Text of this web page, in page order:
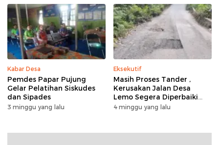
Kabar Desa
Pemdes Papar Pujung
Gelar Pelatihan Siskudes
dan Sipades
3 minggu yang lalu
Eksekutif
Masih Proses Tander ,
Kerusakan Jalan Desa
Lemo Segera Diperbaiki
Tahun Ini
4 minggu yang lalu